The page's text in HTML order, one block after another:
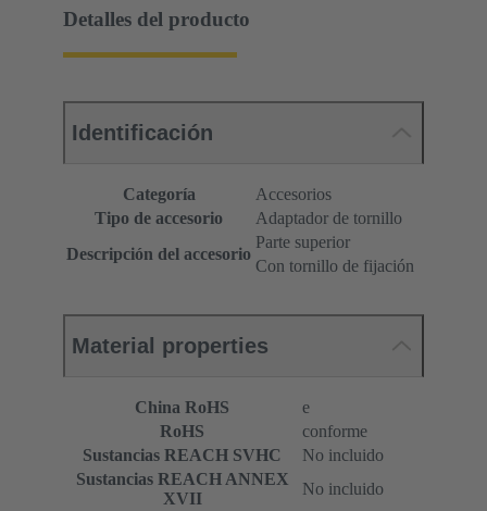
Detalles del producto
Identificación
Categoría
Accesorios
Tipo de accesorio
Adaptador de tornillo
Descripción del accesorio
Parte superior
Con tornillo de fijación
Material properties
China RoHS
e
RoHS
conforme
Sustancias REACH SVHC
No incluido
Sustancias REACH ANNEX
XVII
No incluido